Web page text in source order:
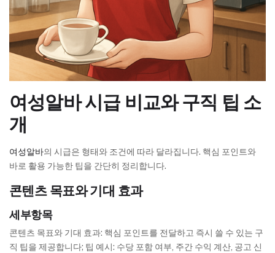
여성알바 시급 비교와 구직 팁 소
개
여성알바의 시급은 형태와 조건에 따라 달라집니다. 핵심 포인트와
바로 활용 가능한 팁을 간단히 정리합니다.
콘텐츠 목표와 기대 효과
세부항목
콘텐츠 목표와 기대 효과: 핵심 포인트를 전달하고 즉시 쓸 수 있는 구
직 팁을 제공합니다; 팁 예시: 수당 포함 여부, 주간 수익 계산, 공고 신